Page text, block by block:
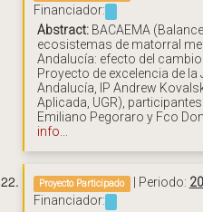
Financiador:
Abstract: BACAEMA
ecosistemas de matorral
Andalucía: efecto del
Proyecto de excelencia de la
Andalucía, IP Andrew
Aplicada, UGR), participantes
Emiliano Pegoraro y Fco
info...
Proyecto Participado | Periodo:
Financiador: